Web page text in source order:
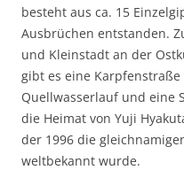
besteht aus ca. 15
Ausbrüchen entstanden.
und Kleinstadt an der
gibt es eine
Quellwasserlauf und eine
die Heimat von Yuji
der 1996 die
weltbekannt wurde.